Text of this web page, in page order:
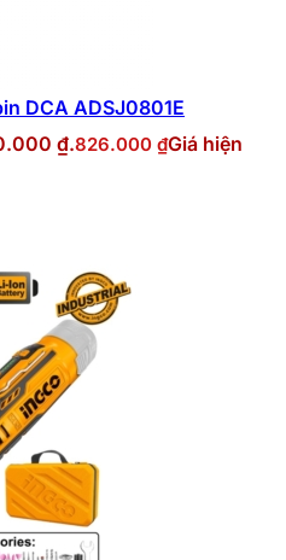
DCA ADSJ0801E
₫.826.000 ₫Giá hiện